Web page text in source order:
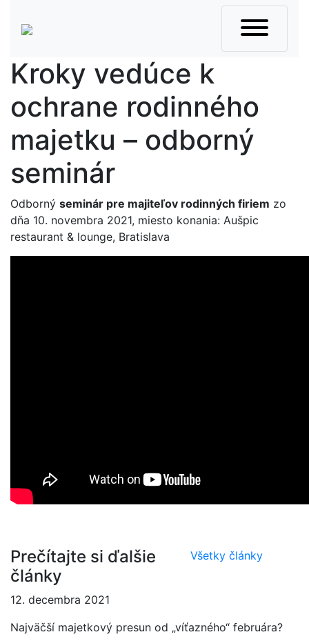
Kroky vedúce k
ochrane rodinného
majetku – odborný
seminár
Odborný seminár pre majiteľov rodinných firiem zo
dňa 10. novembra 2021, miesto konania: Aušpic
restaurant & lounge, Bratislava
Prečítajte si ďalšie
články
Všetky články
12. decembra 2021
Najväčší majetkový presun od „víťazného“ februára?